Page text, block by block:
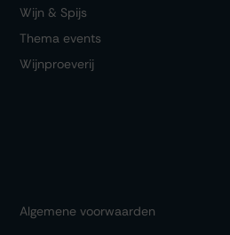
Wijn & Spijs
Thema events
Wijnproeverij
Algemene voorwaarden